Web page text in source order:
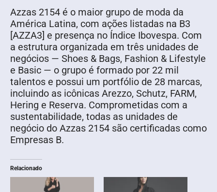
Azzas 2154 é o maior grupo de moda da
América Latina, com ações listadas na B3
[AZZA3] e presença no Índice Ibovespa. Com
a estrutura organizada em três unidades de
negócios — Shoes & Bags, Fashion & Lifestyle
e Basic — o grupo é formado por 22 mil
talentos e possui um portfólio de 28 marcas,
incluindo as icônicas Arezzo, Schutz, FARM,
Hering e Reserva. Comprometidas com a
sustentabilidade, todas as unidades de
negócio do Azzas 2154 são certificadas como
Empresas B.
Relacionado